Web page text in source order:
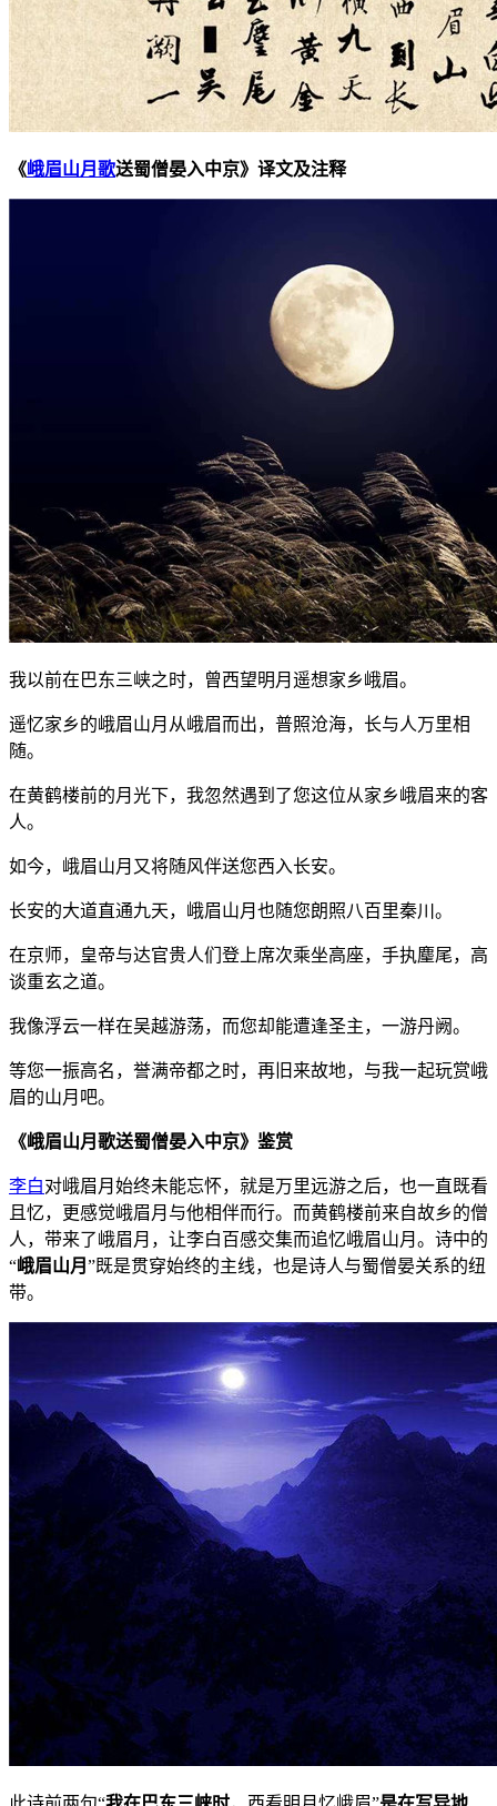
《峨眉山月歌送蜀僧晏入中京》译文及注释
我以前在巴东三峡之时，曾西望明月遥想家乡峨眉。
遥忆家乡的峨眉山月从峨眉而出，普照沧海，长与人万里相
随。
在黄鹤楼前的月光下，我忽然遇到了您这位从家乡峨眉来的客
人。
如今，峨眉山月又将随风伴送您西入长安。
长安的大道直通九天，峨眉山月也随您朗照八百里秦川。
在京师，皇帝与达官贵人们登上席次乘坐高座，手执麈尾，高
谈重玄之道。
我像浮云一样在吴越游荡，而您却能遭逢圣主，一游丹阙。
等您一振高名，誉满帝都之时，再旧来故地，与我一起玩赏峨
眉的山月吧。
《峨眉山月歌送蜀僧晏入中京》鉴赏
李白对峨眉月始终未能忘怀，就是万里远游之后，也一直既看
且忆，更感觉峨眉月与他相伴而行。而黄鹤楼前来自故乡的僧
人，带来了峨眉月，让李白百感交集而追忆峨眉山月。诗中的
“峨眉山月 ”既是贯穿始终的主线，也是诗人与蜀僧晏关系的纽
带。